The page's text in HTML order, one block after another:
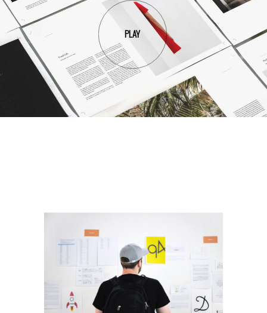
PLAY